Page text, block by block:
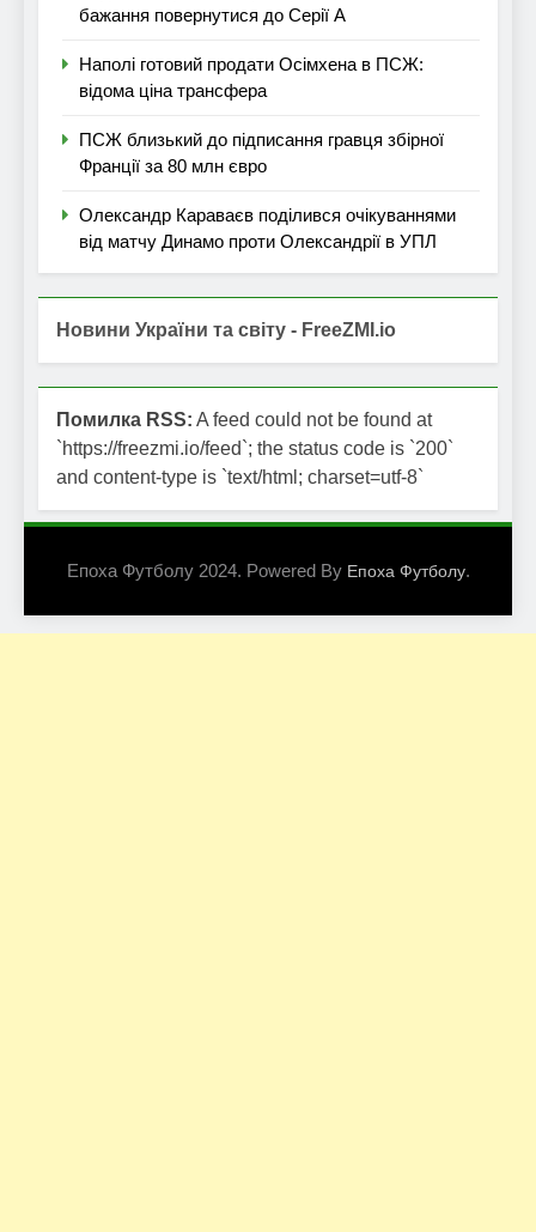
бажання повернутися до Серії А
Наполі готовий продати Осімхена в ПСЖ:
відома ціна трансфера
ПСЖ близький до підписання гравця збірної
Франції за 80 млн євро
Олександр Караваєв поділився очікуваннями
від матчу Динамо проти Олександрії в УПЛ
Новини України та світу - FreeZMI.io
Помилка RSS: A feed could not be found at
`https://freezmi.io/feed`; the status code is `200`
and content-type is `text/html; charset=utf-8`
Епоха Футболу 2024. Powered By Епоха Футболу.